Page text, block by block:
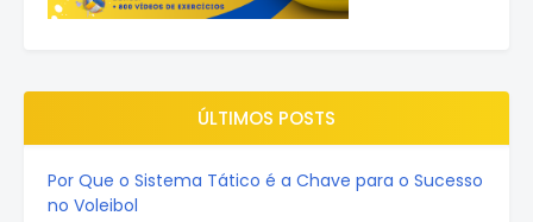
ÚLTIMOS POSTS
Por Que o Sistema Tático é a Chave para o Sucesso
no Voleibol